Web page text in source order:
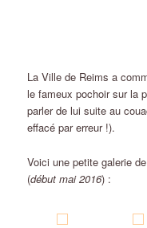
La Ville de Reims a
le fameux pochoir sur la
parler de lui suite au
effacé par erreur !).
Voici une petite galerie
(début mai 2016) :